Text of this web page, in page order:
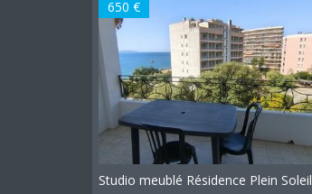
650 €
Studio meublé Résidence Plein Soleil